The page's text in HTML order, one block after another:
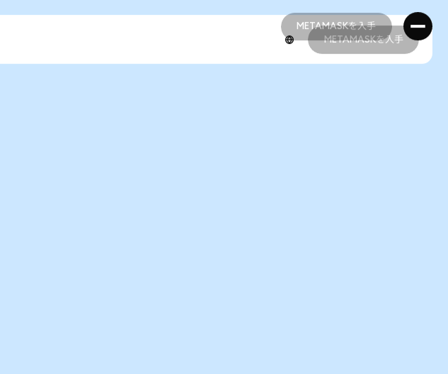
METAMASKを入手
METAMASKを入手
METAMASKを入手